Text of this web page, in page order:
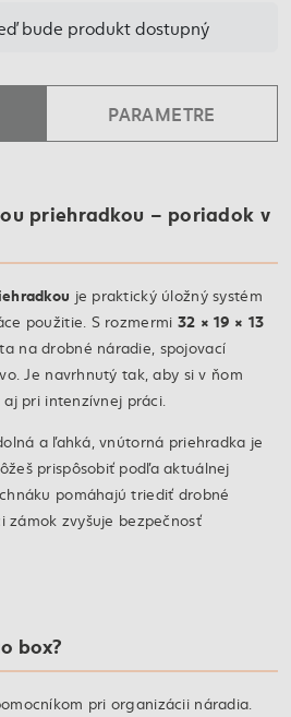
bude produkt dostupný
PARAMETRE
priehradkou – poriadok v
je praktický úložný systém
použitie. S rozmermi 32 × 19 × 13
na drobné náradie, spojovací
Je navrhnutý tak, aby si v ňom
pri intenzívnej práci.
a ľahká, vnútorná priehradka je
prispôsobiť podľa aktuálnej
pomáhajú triediť drobné
zámok zvyšuje bezpečnosť
box?
pri organizácii náradia.